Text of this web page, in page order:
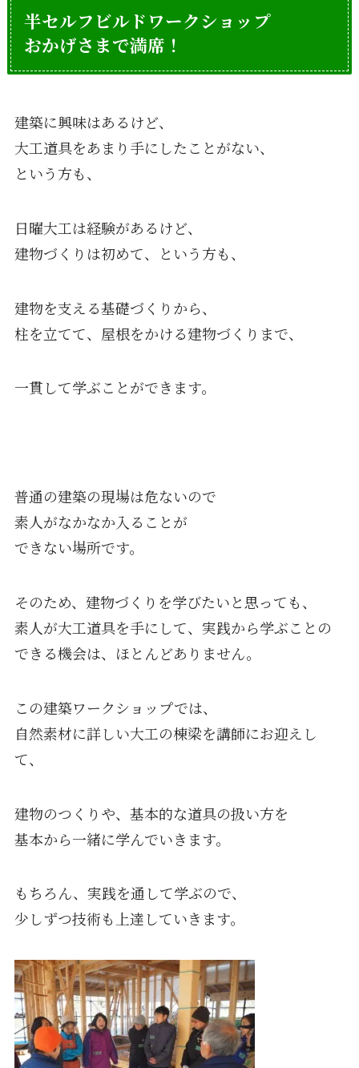
半セルフビルドワークショップ
おかげさまで満席！
建築に興味はあるけど、
大工道具をあまり手にしたことがない、
という方も、
日曜大工は経験があるけど、
建物づくりは初めて、という方も、
建物を支える基礎づくりから、
柱を立てて、屋根をかける建物づくりまで、
一貫して学ぶことができます。
普通の建築の現場は危ないので
素人がなかなか入ることが
できない場所です。
そのため、建物づくりを学びたいと思っても、
素人が大工道具を手にして、実践から学ぶことの
できる機会は、ほとんどありません。
この建築ワークショップでは、
自然素材に詳しい大工の棟梁を講師にお迎えし
て、
建物のつくりや、基本的な道具の扱い方を
基本から一緒に学んでいきます。
もちろん、実践を通して学ぶので、
少しずつ技術も上達していきます。